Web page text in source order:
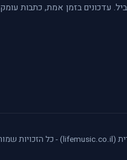
עדכונים בזמן אמת, כתבות עומק